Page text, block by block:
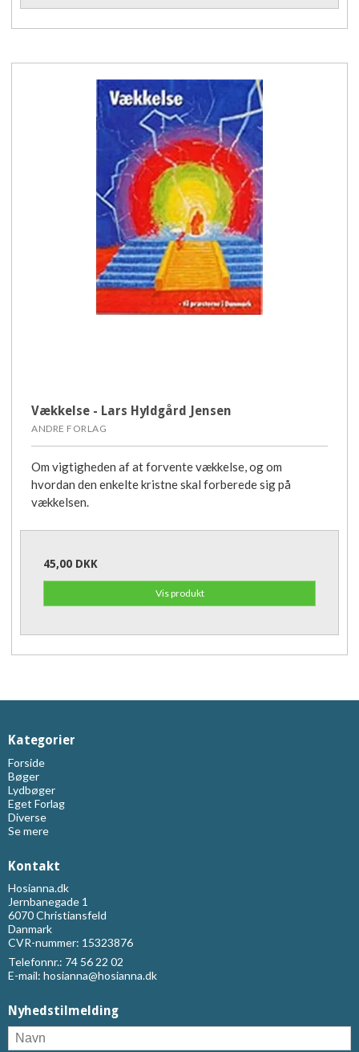
Vækkelse - Lars Hyldgård Jensen
ANDRE FORLAG
Om vigtigheden af at forvente vækkelse, og om
hvordan den enkelte kristne skal forberede sig på
vækkelsen.
45,00 DKK
Vis produkt
Kategorier
Forside
Bøger
Lydbøger
Eget Forlag
Diverse
Se mere
Kontakt
Hosianna.dk
Jernbanegade 1
6070 Christiansfeld
Danmark
CVR-nummer: 15323876
Telefonnr.: 74 56 22 02
E-mail: hosianna@hosianna.dk
Nyhedstilmelding